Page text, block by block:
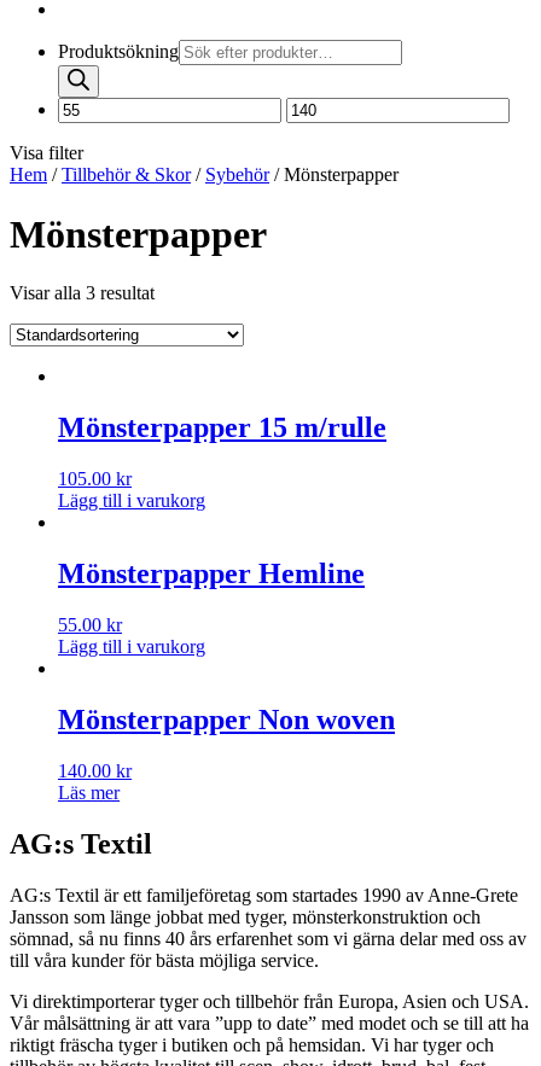
Produktsökning
Visa filter
Hem /Tillbehör & Skor/ Sybehör/ Mönsterpapper
Mönsterpapper
Visar alla 3 resultat
Mönsterpapper 15 m/rulle
105.00 kr
Lägg till i varukorg
Mönsterpapper Hemline
55.00 kr
Lägg till i varukorg
Mönsterpapper Non woven
140.00 kr
Läs mer
AG:s Textil
AG:s Textil är ett familjeföretag som startades 1990 av Anne-Grete
Jansson som länge jobbat med tyger, mönsterkonstruktion och
sömnad, så nu finns 40 års erfarenhet som vi gärna delar med oss av
till våra kunder för bästa möjliga service.
Vi direktimporterar tyger och tillbehör från Europa, Asien och USA.
Vår målsättning är att vara ”upp to date” med modet och se till att ha
riktigt fräscha tyger i butiken och på hemsidan. Vi har tyger och